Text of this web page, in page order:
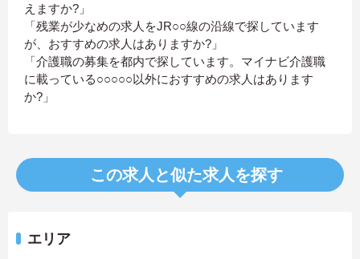
えますか?」
「残業が少なめの求人をJR○○線の沿線で探しています
が、おすすめの求人はありますか?」
「介護職の募集を都内で探しています。マイナビ介護職
に載っている○○○○○以外におすすめの求人はあります
か?」
この求人と似た求人を探す
エリア